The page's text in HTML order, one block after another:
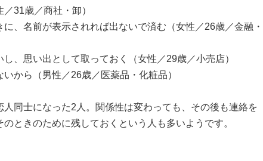
31歳／商社・卸）
に、名前が表示されれば出ないで済む（女性／26歳／金融・
、思い出として取っておく（女性／29歳／小売店）
から（男性／26歳／医薬品・化粧品）
同士になった2人。関係性は変わっても、その後も連絡を
ときのために残しておくという人も多いようです。